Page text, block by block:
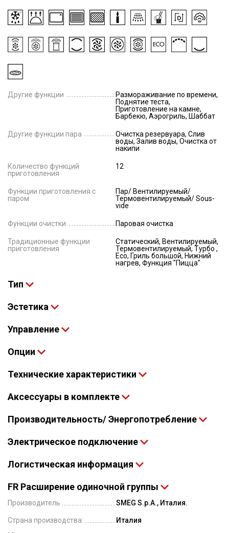
Другие функции
Размораживание по времени,
Поднятие теста,
Приготовление на камне,
Барбекю, Аэрогриль, Шаббат
Другие функции пара
Очистка резервуара, Слив
воды, Залив воды, Очистка от
накипи
Количество функций
приготовления
12
Функции приготовления с
паром
Пар/ Вентилируемый/
Термовентилируемый/ Sous-
vide
Функции очистки Паровая очистка
Традиционные функции
приготовления
Статический, Вентилируемый,
Термовентилируемый, Турбо ,
Eco, Гриль большой, Нижний
нагрев, Функция "Пицца"
Тип
Эстетика
Управление
Опции
Технические характеристики
Аксессуары в комплекте
Производительность/ Энергопотребление
Электрическое подключение
Логистическая информация
FR Расширение одиночной группы
Производитель SMEG S.p.A., Италия.
Страна производства: Италия